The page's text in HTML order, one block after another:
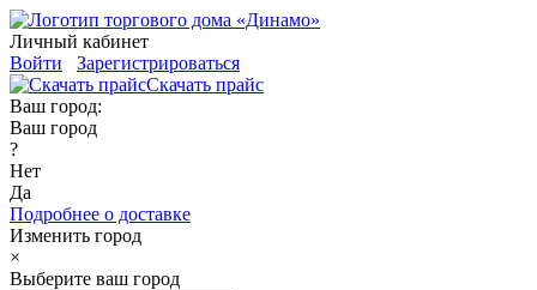
Личный кабинет
Войти
Зарегистрироваться
Скачать прайс
Ваш город:
Ваш город
?
Нет
Да
Подробнее о доставке
Изменить город
×
Выберите ваш город